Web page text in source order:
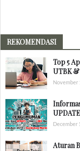
REKOMENDASI
Top 5
UTBK
November
December
Aturan